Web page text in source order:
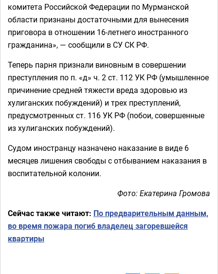
комитета Российской Федерации по Мурманской
области признаны достаточными для вынесения
приговора в отношении 16-летнего иностранного
гражданина», — сообщили в СУ СК РФ.
Теперь парня признали виновным в совершении
преступления по п. «д» ч. 2 ст. 112 УК РФ (умышленное
причинение средней тяжести вреда здоровью из
хулиганских побуждений) и трех преступлений,
предусмотренных ст. 116 УК РФ (побои, совершенные
из хулиганских побуждений).
Судом иностранцу назначено наказание в виде 6
месяцев лишения свободы с отбыванием наказания в
воспитательной колонии.
Фото: Екатерина Громова
Сейчас также читают: По предварительным данным,
во время пожара погиб владелец загоревшейся
квартиры